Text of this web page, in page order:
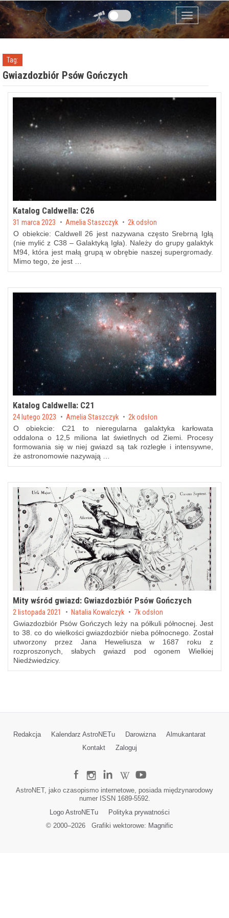
Przejdź do zawartości
Menu
Tag:
Gwiazdozbiór Psów Gończych
Katalog Caldwella: C26
Posted on
31 marca 2023 by Amelia Staszczyk 2k odsłon
O obiekcie: Caldwell 26 jest nazywana często Srebrną Igłą
(nie mylić z C38 – Galaktyką Igła). Należy do grupy galaktyk
M94, która jest małą grupą w obrębie naszej supergromady.
Mimo tego, że jest …
Katalog Caldwella: C21
Posted on
24 lutego 2023 by Amelia Staszczyk 2k odsłon
O obiekcie: C21 to nieregularna galaktyka karłowata
oddalona o 12,5 miliona lat świetlnych od Ziemi. Procesy
formowania się w niej gwiazd są tak rozległe i intensywne,
że astronomowie nazywają …
Mity wśród gwiazd: Gwiazdozbiór Psów Gończych
Posted on
2 listopada 2021 by Natalia Kowalczyk 7k odsłon
Gwiazdozbiór Psów Gończych leży na półkuli północnej. Jest
to 38. co do wielkości gwiazdozbiór nieba północnego. Został
utworzony przez Jana Heweliusza w 1687 roku z
rozproszonych, słabych gwiazd pod ogonem Wielkiej
Niedźwiedzicy.
Redakcja Kalendarz AstroNETu Darowizna
Almukantarat
Kontakt
Zaloguj
AstroNET, jako czasopismo internetowe, posiada międzynarodowy
numer ISSN 1689-5592.
Logo AstroNETu
Polityka prywatności
© 2000–2026Grafiki wektorowe: Magnific